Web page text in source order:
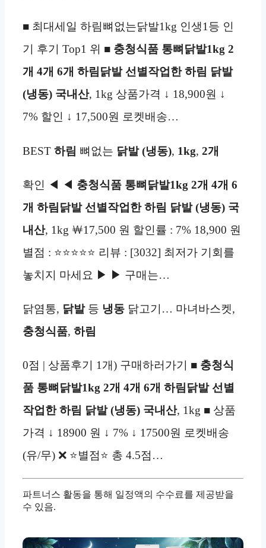
■ 최대세일 하림뼈없는닭발1kg 인생1등 인
기 후기 Top1 위 ■ 충청식품 통뼈닭발1kg 2
개 4개 6개 하림닭발 선별작업한 하림 닭발
(냉동) 국내산, 1kg 상품가격 ↓ 18,900원 ↓
7% 할인 ↓ 17,500원 로켓배송…
BEST 하림 뼈없는 닭발 (냉동), 1kg, 2개
확인 ◀ ◀ 충청식품 통뼈닭발1kg 2개 4개 6
개 하림닭발 선별작업한 하림 닭발 (냉동) 국
내산, 1kg ￦17,500 원 할인률 : 7% 18,900 원
별점 : ⭐⭐⭐⭐⭐ 리뷰 : [3032] 최저가 기회를
놓치지 마세요 ▶ ▶ 구매는…
닭염통, 닭발등 냉동 닭고기… 마녀바스켓,
충청식품, 하림
0점 | 상품후기 1개) 구매하러가기 ■ 충청식
품 통뼈닭발1kg 2개 4개 6개 하림닭발 선별
작업한 하림 닭발 (냉동) 국내산, 1kg ■ 상품
가격 ↓ 18900 원 ↓ 7% ↓ 17500원 로켓배송
(유/무) ❌ ⭐별점⭐ 총 4.5점…
파트너스 활동을 통해 일정액의 수수료를 제공받을
수 있음.